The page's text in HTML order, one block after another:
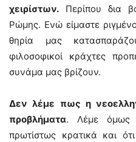
χειρίστων. Περίπου δια
Ρώμης. Ενώ είμαστε
θηρία μας
φιλοσοφικοί κράχτες
συνάμα μας βρίζουν.
Δεν λέμε πως η
προβλήματα. Λέμε όμως
πρωτίστως κρατικά και